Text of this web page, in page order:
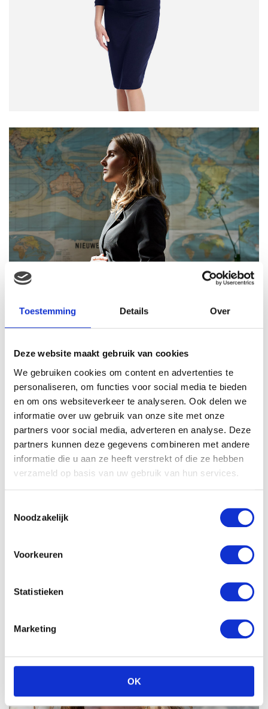
Toestemming Details Over
Deze website maakt gebruik van cookies
We gebruiken cookies om content en advertenties te
personaliseren, om functies voor social media te bieden
en om ons websiteverkeer te analyseren. Ook delen we
informatie over uw gebruik van onze site met onze
partners voor social media, adverteren en analyse. Deze
partners kunnen deze gegevens combineren met andere
informatie die u aan ze heeft verstrekt of die ze hebben
verzameld op basis van uw gebruik van hun services.
Noodzakelijk
Voorkeuren
Statistieken
Marketing
OK